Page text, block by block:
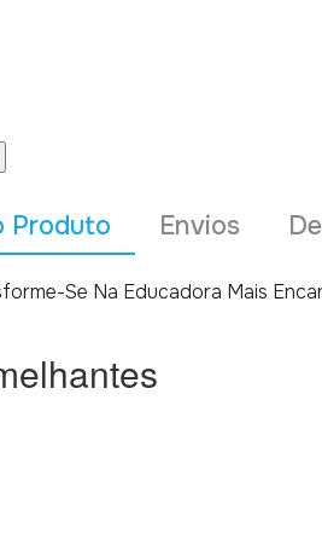
Produto Envios
Se Na Educadora Mais